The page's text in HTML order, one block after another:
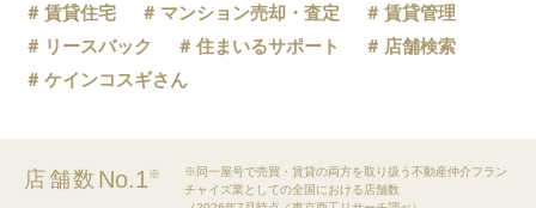
賃貸住宅
マンション売却・査定
賃貸管理
リースバック
住まいるサポート
店舗検索
ケインコスギさん
店舗数 No.1※
※同一屋号で売買・賃貸の両方を取り扱う不動産仲介フラン
チャイズ業としての全国における店舗数